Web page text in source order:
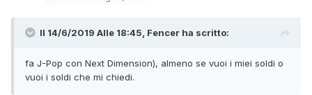
Il 14/6/2019 Alle 18:45, Fencer ha scritto:
fa J-Pop con Next Dimension), almeno se vuoi i miei soldi o
vuoi i soldi che mi chiedi.